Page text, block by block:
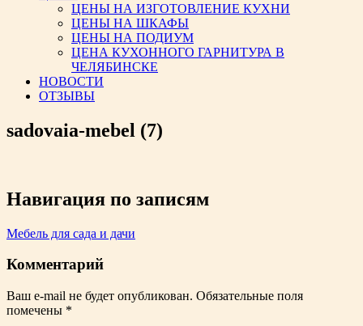
ЦЕНЫ НА ИЗГОТОВЛЕНИЕ КУХНИ
ЦЕНЫ НА ШКАФЫ
ЦЕНЫ НА ПОДИУМ
ЦЕНА КУХОННОГО ГАРНИТУРА В
ЧЕЛЯБИНСКЕ
НОВОСТИ
ОТЗЫВЫ
sadovaia-mebel (7)
Навигация по записям
Мебель для сада и дачи
Комментарий
Ваш e-mail не будет опубликован. Обязательные поля
помечены *